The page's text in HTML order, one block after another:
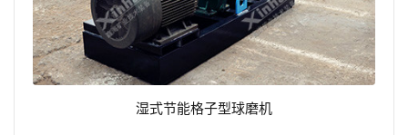
湿式节能格子型球磨机